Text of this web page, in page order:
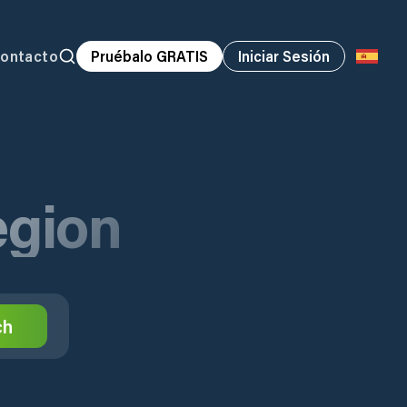
Pruébalo GRATIS Iniciar Sesión